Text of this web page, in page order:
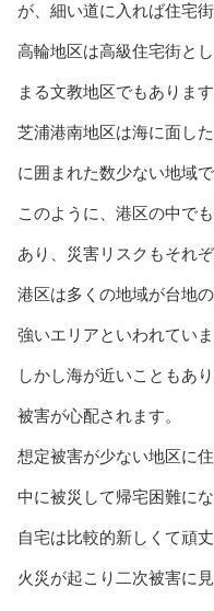
が、細い道に入れば住宅
高輪地区は高級住宅街と
まる文教地区でもあります
芝浦港南地区は海に面し
に囲まれた数少ない地域で
このように、港区の中で
あり、災害リスクもそれぞ
港区は多くの地域が台地
強いエリアといわれていま
しかし海が近いこともあ
被害が心配されます。
想定被害が少ない地区に
中に被災して帰宅困難に
自宅は比較的新しくて頑
火災が起こり二次被害に